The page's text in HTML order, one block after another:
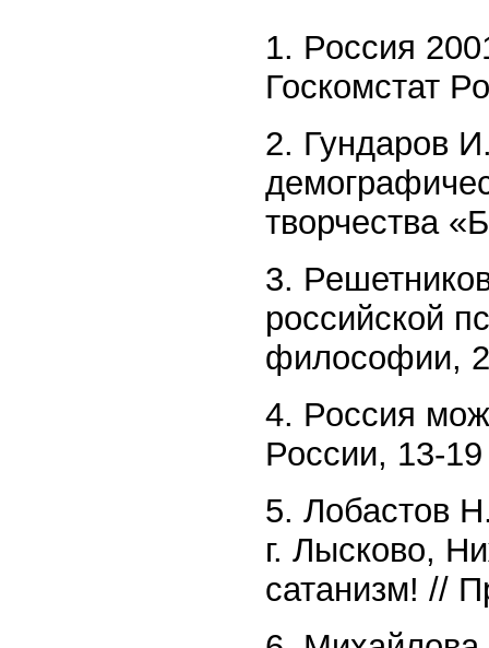
1. Россия
Госкомстат
2. Гундаров
творчества
3.
российской
философии,
4. Россия
России, 13-
5. Лобастов
г. Лысково,
сатанизм! //